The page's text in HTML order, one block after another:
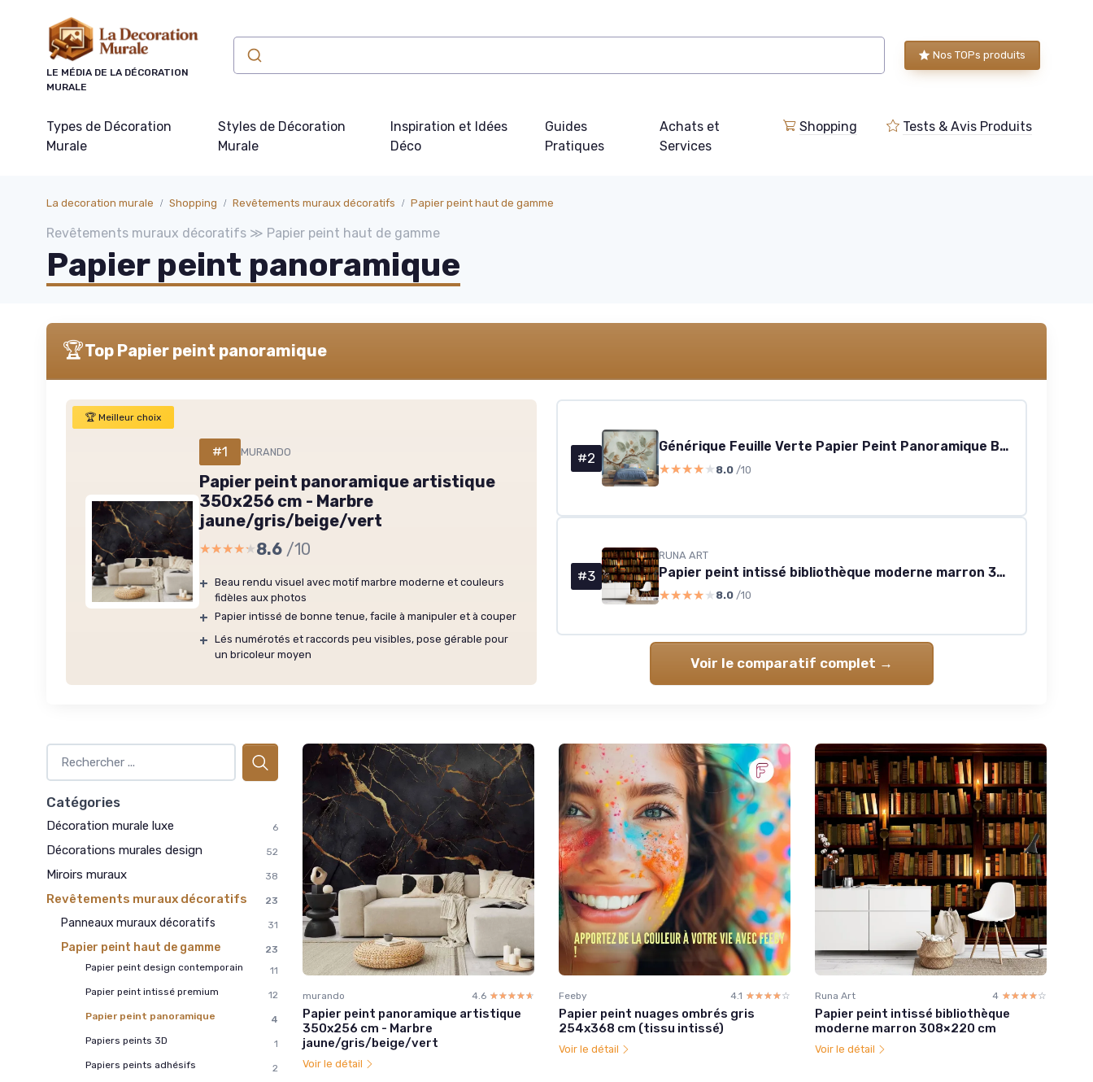
LE MÉDIA DE LA DÉCORATION
MURALE
Nos TOPs produits
Types de Décoration
Murale
Styles de Décoration
Murale
Inspiration et Idées
Déco
Guides
Pratiques
Achats et
Services
Shopping Tests & Avis Produits
La decoration murale Shopping Revêtements muraux décoratifs Papier peint haut de gamme
Revêtements muraux décoratifs ≫ Papier peint haut de gamme
Papier peint panoramique
🏆Top Papier peint panoramique
🏆 Meilleur choix
#1 MURANDO
Papier peint panoramique artistique
350x256 cm - Marbre
jaune/gris/beige/vert
★★★★★
★★★★★8.6 /10
+ Beau rendu visuel avec motif marbre moderne et couleurs
fidèles aux photos
+ Papier intissé de bonne tenue, facile à manipuler et à couper
+ Lés numérotés et raccords peu visibles, pose gérable pour
un bricoleur moyen
#2
Générique Feuille Verte Papier Peint Panoramique Branche Relief Papier Peint Vert Clair Intissé Salon Chambre Mural Décoration 400 x 280 cm Vert Clair 400 x 280 cm
★★★★★
★★★★★ 8.0 /10
#3
RUNA ART
Papier peint intissé bibliothèque moderne marron 308×220 cm
★★★★★
★★★★★ 8.0 /10
Voir le comparatif complet →
Catégories
Décoration murale luxe 6
Décorations murales design 52
Miroirs muraux 38
Revêtements muraux décoratifs 23
Panneaux muraux décoratifs 31
Papier peint haut de gamme
23
Papier peint design contemporain
11
Papier peint intissé premium
12
Papier peint panoramique
4
Papiers peints 3D
1
Papiers peints adhésifs
2
murando 4.6 ☆☆☆☆☆
★★★★★
Papier peint panoramique artistique
350x256 cm - Marbre
jaune/gris/beige/vert
Voir le détail
Feeby 4.1 ☆☆☆☆☆
★★★★★
Papier peint nuages ombrés gris
254x368 cm (tissu intissé)
Voir le détail
Runa Art 4 ☆☆☆☆☆
★★★★★
Papier peint intissé bibliothèque
moderne marron 308×220 cm
Voir le détail